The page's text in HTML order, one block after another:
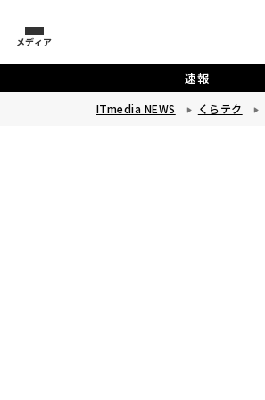
メディア
速報
ITmedia NEWS くらテク